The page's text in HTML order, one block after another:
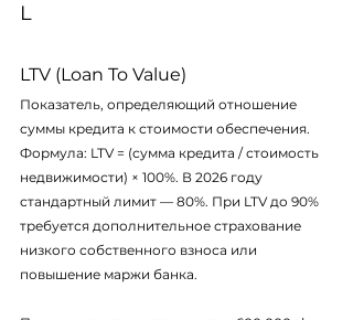
L
LTV (Loan To Value)
Показатель, определяющий отношение
суммы кредита к стоимости обеспечения.
Формула: LTV = (сумма кредита / стоимость
недвижимости) × 100%. В 2026 году
стандартный лимит — 80%. При LTV до 90%
требуется дополнительное страхование
низкого собственного взноса или
повышение маржи банка.